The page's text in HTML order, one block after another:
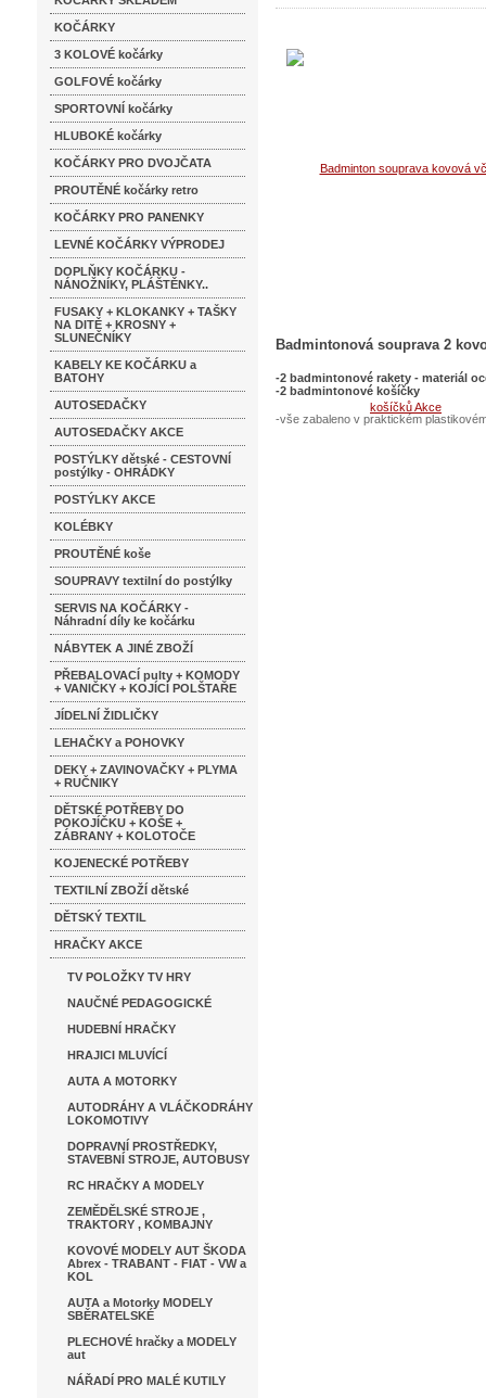
KOČÁRKY
3 KOLOVÉ kočárky
GOLFOVÉ kočárky
SPORTOVNÍ kočárky
HLUBOKÉ kočárky
KOČÁRKY PRO DVOJČATA
PROUTĚNÉ kočárky retro
KOČÁRKY PRO PANENKY
LEVNÉ KOČÁRKY VÝPRODEJ
DOPLŇKY KOČÁRKU -
NÁNOŽNÍKY, PLÁŠTĚNKY..
FUSAKY + KLOKANKY + TAŠKY
NA DITĚ + KROSNY +
SLUNEČNÍKY
KABELY KE KOČÁRKU a
BATOHY
AUTOSEDAČKY
AUTOSEDAČKY AKCE
POSTÝLKY dětské - CESTOVNÍ
postýlky - OHRÁDKY
POSTÝLKY AKCE
KOLÉBKY
PROUTĚNÉ koše
SOUPRAVY textilní do postýlky
SERVIS NA KOČÁRKY -
Náhradní díly ke kočárku
NÁBYTEK A JINÉ ZBOŽÍ
PŘEBALOVACÍ pulty + KOMODY
+ VANIČKY + KOJÍCÍ POLŠTAŘE
JÍDELNÍ ŽIDLIČKY
LEHAČKY a POHOVKY
DEKY + ZAVINOVAČKY + PLYMA
+ RUČNIKY
DĚTSKÉ POTŘEBY DO
POKOJÍČKU + KOŠE +
ZÁBRANY + KOLOTOČE
KOJENECKÉ POTŘEBY
TEXTILNÍ ZBOŽÍ dětské
DĚTSKÝ TEXTIL
HRAČKY AKCE
TV POLOŽKY TV HRY
NAUČNÉ PEDAGOGICKÉ
HUDEBNÍ HRAČKY
HRAJICI MLUVÍCÍ
AUTA A MOTORKY
AUTODRÁHY A VLÁČKODRÁHY
LOKOMOTIVY
DOPRAVNÍ PROSTŘEDKY,
STAVEBNÍ STROJE, AUTOBUSY
RC HRAČKY A MODELY
ZEMĚDĚLSKÉ STROJE ,
TRAKTORY , KOMBAJNY
KOVOVÉ MODELY AUT ŠKODA
Abrex - TRABANT - FIAT - VW a
KOL
AUTA a Motorky MODELY
SBĚRATELSKÉ
PLECHOVÉ hračky a MODELY
aut
NÁŘADÍ PRO MALÉ KUTILY
Badmintonová souprava 2
-2 badmintonové rakety - materiál
-2 badmintonové košíčky
-vše zabaleno v praktickém